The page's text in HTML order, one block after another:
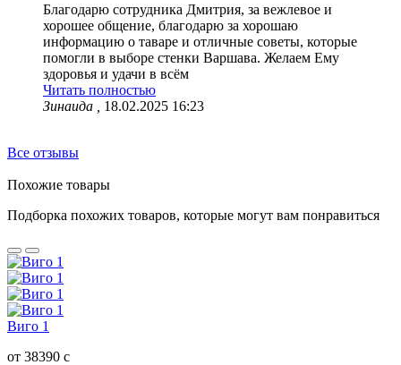
Благодарю сотрудника Дмитрия, за вежлевое и
хорошее общение, благодарю за хорошаю
информацию о таваре и отличные советы, которые
помогли в выборе стенки Варшава. Желаем Ему
здоровья и удачи в всём
Читать полностью
Зинаида ,
18.02.2025 16:23
Все отзывы
Похожие товары
Подборка похожих товаров, которые могут вам понравиться
Виго 1
от 38390 c